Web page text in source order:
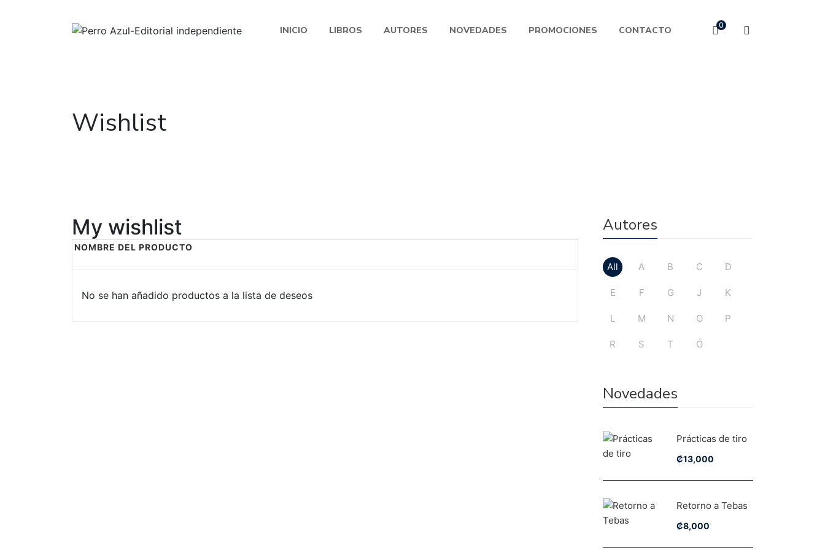
INICIO LIBROS AUTORES NOVEDADES PROMOCIONES CONTACTO 0
Wishlist
My wishlist
NOMBRE DEL PRODUCTO
No se han añadido productos a la lista de deseos
Autores
All A B C D
E F G J K
L M N O P
R S T Ó
Novedades
Prácticas de tiro
₡13,000
Retorno a Tebas
₡8,000